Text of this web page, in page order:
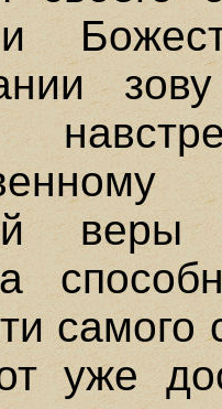
веры
самого
уже